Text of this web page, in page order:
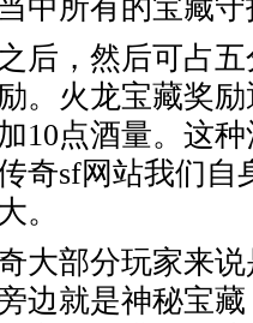
中所有的宝藏
，然后可占五
。火龙宝藏奖
10点酒量。这
奇sf网站我们自
。
部分玩家来说
边就是神秘宝